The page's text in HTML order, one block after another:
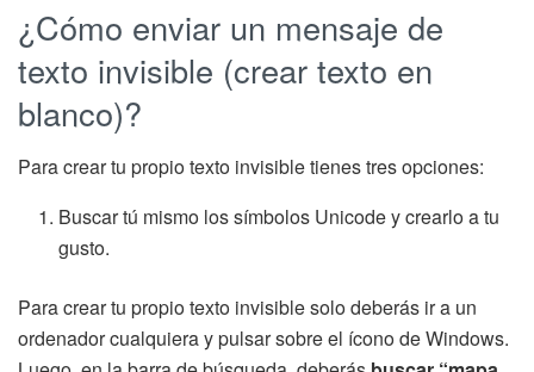
¿Cómo enviar un mensaje de
texto invisible (crear texto en
blanco)?
Para crear tu propio texto invisible tienes tres opciones:
Buscar tú mismo los símbolos Unicode y crearlo a tu
gusto.
Para crear tu propio texto invisible solo deberás ir a un
ordenador cualquiera y pulsar sobre el ícono de Windows.